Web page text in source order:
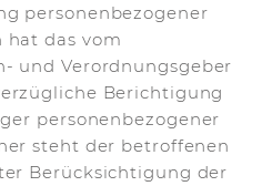
personenbezogener
hat das vom
und Verordnungsgeber
Berichtigung
personenbezogener
steht der betroffenen
Berücksichtigung der